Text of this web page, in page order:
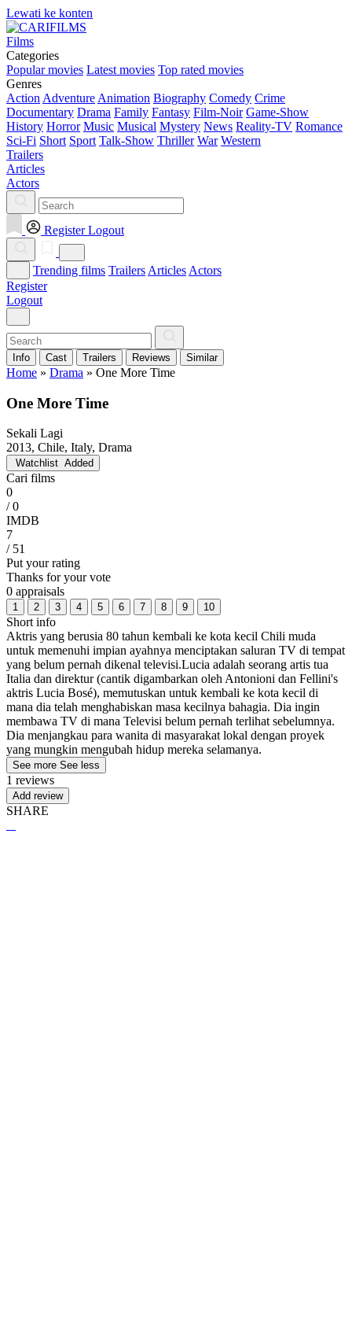
Lewati ke konten
Films
Categories
Popular movies Latest movies Top rated movies
Genres
Action Adventure Animation Biography Comedy Crime
Documentary Drama Family Fantasy Film-Noir Game-Show
History Horror Music Musical Mystery News Reality-TV Romance
Sci-Fi Short Sport Talk-Show Thriller War Western
Trailers
Articles
Actors
Register Logout
Trending films Trailers Articles Actors
Register
Logout
Info Cast Trailers Reviews Similar
Home » Drama » One More Time
One More Time
Sekali Lagi
2013, Chile, Italy, Drama
Watchlist Added
Cari films
0
/ 0
IMDB
7
/ 51
Put your rating
Thanks for your vote
0 appraisals
1 2 3 4 5 6 7 8 9 10
Short info
Aktris yang berusia 80 tahun kembali ke kota kecil Chili muda
untuk memenuhi impian ayahnya menciptakan saluran TV di tempat
yang belum pernah dikenal televisi.Lucia adalah seorang artis tua
Italia dan direktur (cantik digambarkan oleh Antonioni dan Fellini's
aktris Lucia Bosé), memutuskan untuk kembali ke kota kecil di
mana dia telah menghabiskan masa kecilnya bahagia. Dia ingin
membawa TV di mana Televisi belum pernah terlihat sebelumnya.
Dia menjangkau para wanita di masyarakat lokal dengan proyek
yang mungkin mengubah hidup mereka selamanya.
See more See less
1 reviews
Add review
SHARE